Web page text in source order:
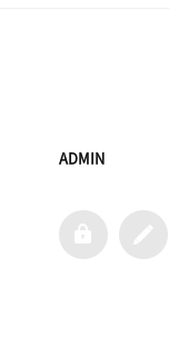
ADMIN
admin
글
쓰